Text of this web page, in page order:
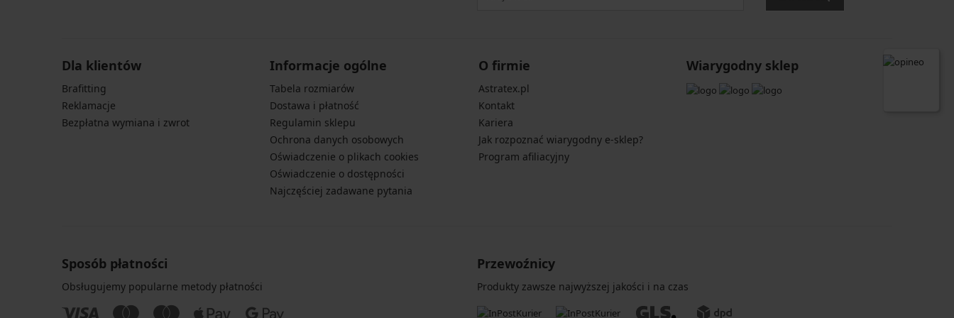
Dla klientów
Brafitting
Reklamacje
Bezpłatna wymiana i zwrot
Informacje ogólne
Tabela rozmiarów
Dostawa i płatność
Regulamin sklepu
Ochrona danych osobowych
Oświadczenie o plikach cookies
Oświadczenie o dostępności
Najczęściej zadawane pytania
O firmie
Astratex.pl
Kontakt
Kariera
Jak rozpoznać wiarygodny e-sklep?
Program afiliacyjny
Wiarygodny sklep
Sposób płatności
Obsługujemy popularne metody płatności
Przewoźnicy
Produkty zawsze najwyższej jakości i na czas